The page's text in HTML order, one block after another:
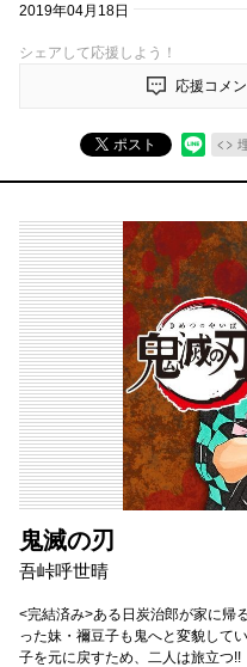
2019年04月18日
シェアして応援しよう！
応援コメ
ポスト
鬼滅の刃
吾峠呼世晴
<完結済み>ある日炭治郎が家に帰
った妹・禰豆子も鬼へと変貌して
子を元に戻すため、二人は旅立つ!!